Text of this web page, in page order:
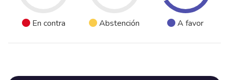
En contra Abstención A favor